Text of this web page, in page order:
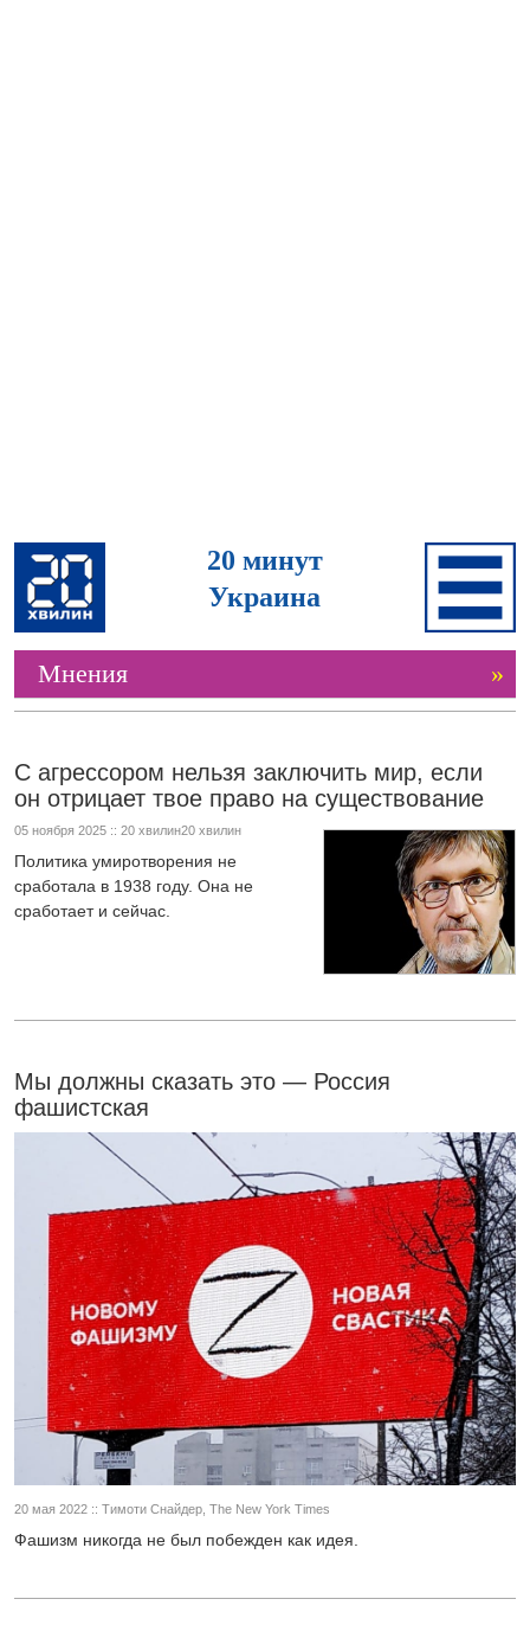
20 минут
Украина
Мнения »
С агрессором нельзя заключить мир, если
он отрицает твое право на существование
05 ноября 2025 :: 20 хвилин20 хвилин
Политика умиротворения не
сработала в 1938 году. Она не
сработает и сейчас.
Мы должны сказать это — Россия
фашистская
20 мая 2022 :: Тимоти Снайдер, The New York Times
Фашизм никогда не был побежден как идея.